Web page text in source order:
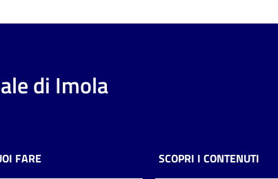
di Imola
FARE SCOPRI I CONTENUTI